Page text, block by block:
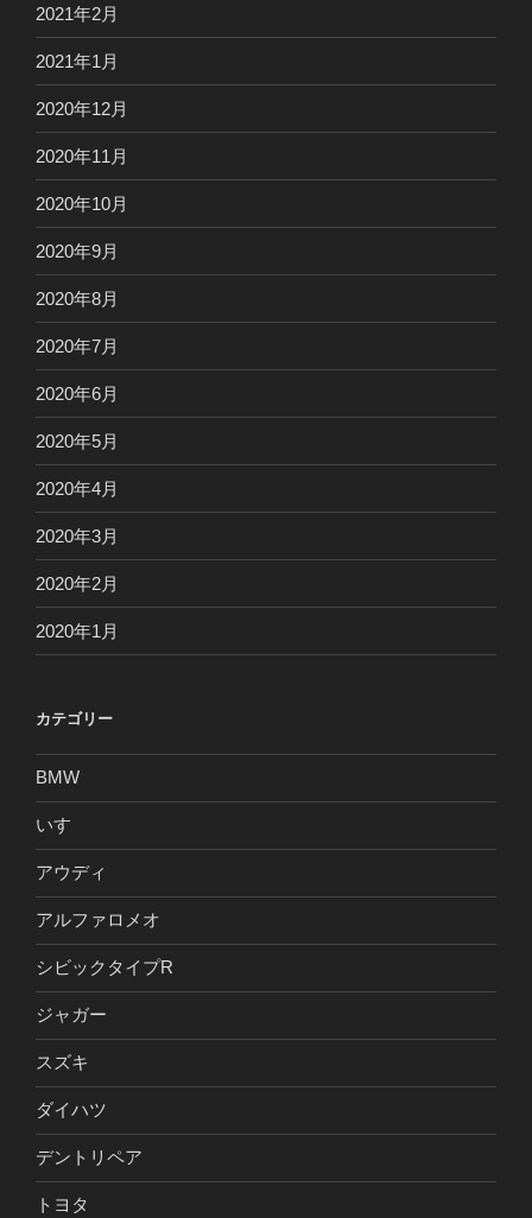
2021年2月
2021年1月
2020年12月
2020年11月
2020年10月
2020年9月
2020年8月
2020年7月
2020年6月
2020年5月
2020年4月
2020年3月
2020年2月
2020年1月
カテゴリー
BMW
いすゞ
アウディ
アルファロメオ
シビックタイプR
ジャガー
スズキ
ダイハツ
デントリペア
トヨタ